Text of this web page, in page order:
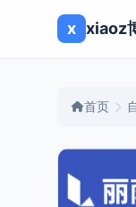
x xiaoz
首页